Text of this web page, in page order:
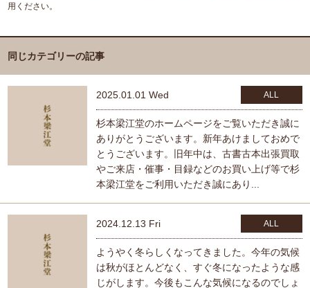
用ください。
同じカテゴリーの記事
2025.01.01 Wed ALL
杉本梁江堂のホームページをご覧いただき誠に
ありがとうございます。新年あけましておめで
とうございます。旧年中は、古書古本出張買取
やご来店・催事・目録などのお買い上げ等で杉
本梁江堂をご利用いただき誠にあり...
2024.12.13 Fri ALL
ようやく冬らしくなってきました。今年の気候
は秋がほとんどなく、すぐ冬になったような感
じがします。今後もこんな気候になるのでしょ